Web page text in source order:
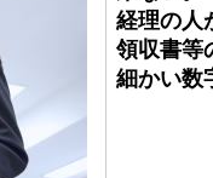
経理の人
領収書等
細かい数